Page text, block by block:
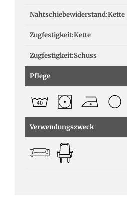
Nahtschiebewiderstand:Kette
Zugfestigkeit:Kette
Zugfestigkeit:Schuss
Pflege
Verwendungszweck